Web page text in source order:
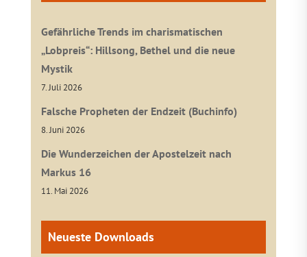
Gefährliche Trends im charismatischen
„Lobpreis“: Hillsong, Bethel und die neue
Mystik
7. Juli 2026
Falsche Propheten der Endzeit (Buchinfo)
8. Juni 2026
Die Wunderzeichen der Apostelzeit nach
Markus 16
11. Mai 2026
Neueste Downloads